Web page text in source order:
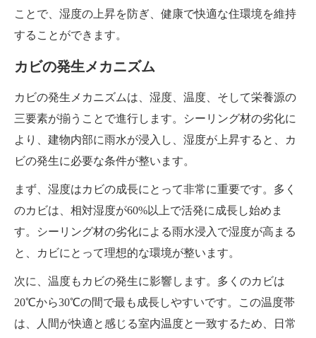
ことで、湿度の上昇を防ぎ、健康で快適な住環境を維持
することができます。
カビの発生メカニズム
カビの発生メカニズムは、湿度、温度、そして栄養源の
三要素が揃うことで進行します。シーリング材の劣化に
より、建物内部に雨水が浸入し、湿度が上昇すると、カ
ビの発生に必要な条件が整います。
まず、湿度はカビの成長にとって非常に重要です。多く
のカビは、相対湿度が60%以上で活発に成長し始めま
す。シーリング材の劣化による雨水浸入で湿度が高まる
と、カビにとって理想的な環境が整います。
次に、温度もカビの発生に影響します。多くのカビは
20℃から30℃の間で最も成長しやすいです。この温度帯
は、人間が快適と感じる室内温度と一致するため、日常